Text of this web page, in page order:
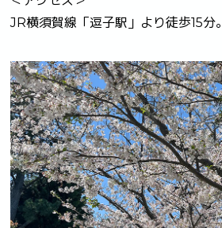
JR横須賀線「逗子駅」より徒歩15分。